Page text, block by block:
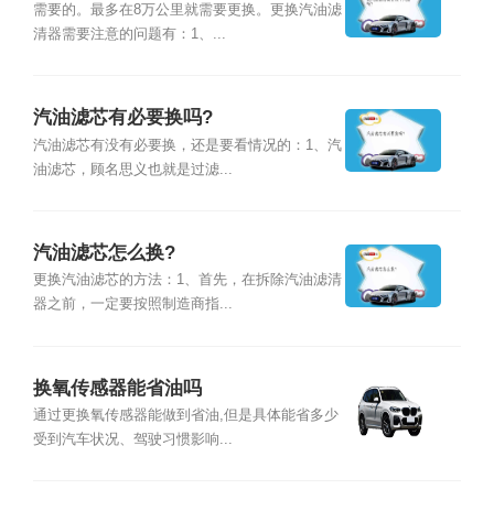
需要的。最多在8万公里就需要更换。更换汽油滤
清器需要注意的问题有：1、...
汽油滤芯有必要换吗?
汽油滤芯有没有必要换，还是要看情况的：1、汽
油滤芯，顾名思义也就是过滤...
汽油滤芯怎么换?
更换汽油滤芯的方法：1、首先，在拆除汽油滤清
器之前，一定要按照制造商指...
换氧传感器能省油吗
通过更换氧传感器能做到省油,但是具体能省多少
受到汽车状况、驾驶习惯影响...